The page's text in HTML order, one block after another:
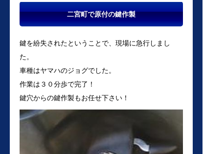
二宮町で原付の鍵作製
鍵を紛失されたということで、現場に急行しまし
た。
車種はヤマハのジョグでした。
作業は３０分歩で完了！
鍵穴からの鍵作製もお任せ下さい！